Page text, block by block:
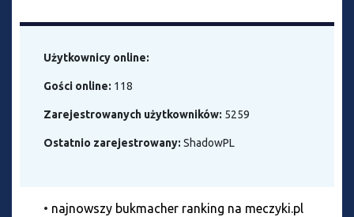
Użytkownicy online:
Gości online: 118
Zarejestrowanych użytkowników: 5259
Ostatnio zarejestrowany: ShadowPL
• najnowszy bukmacher ranking na meczyki.pl